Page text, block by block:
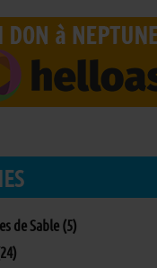
de Sable (5)